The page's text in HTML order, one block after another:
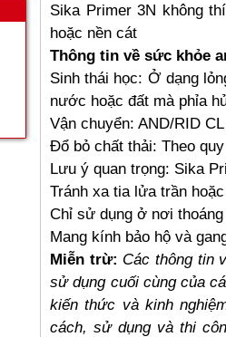
Sika Primer 3N không
hoặc nền cát
Thông tin về sức khỏe
Sinh thái học: Ở dạng
nước hoặc đất mà phỉa
Vận chuyển: AND/RID
Đổ bỏ chất thải: Theo
Lưu ý quan trọng: Sika
Tránh xa tia lửa trần
Chỉ sử dụng ở nơi
Mang kính bảo hộ và
Miễn trừ: Các thông tin
sử dụng cuối cùng của
kiến thức và kinh
cách, sử dụng và thi